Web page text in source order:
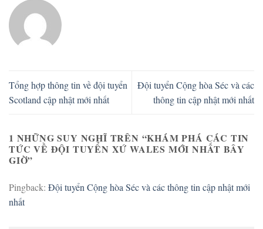
Tổng hợp thông tin về đội tuyển
Scotland cập nhật mới nhất
Đội tuyển Cộng hòa Séc và các
thông tin cập nhật mới nhất
1 NHỮNG SUY NGHĨ TRÊN “KHÁM PHÁ CÁC TIN
TỨC VỀ ĐỘI TUYỂN XỨ WALES MỚI NHẤT BÂY
GIỜ”
Pingback: Đội tuyển Cộng hòa Séc và các thông tin cập nhật mới
nhất